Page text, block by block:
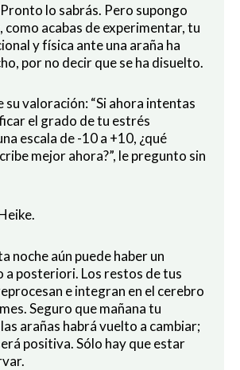
lo sabrás. Pero supongo
como acabas de experimentar, tu
y física ante una araña ha
por no decir que se ha disuelto.
su valoración: “Si ahora intentas
el grado de tu estrés
escala de -10 a +10, ¿qué
mejor ahora?”, le pregunto sin
noche aún puede haber un
a posteriori. Los restos de tus
e integran en el cerebro
Seguro que mañana tu
arañas habrá vuelto a cambiar;
positiva. Sólo hay que estar